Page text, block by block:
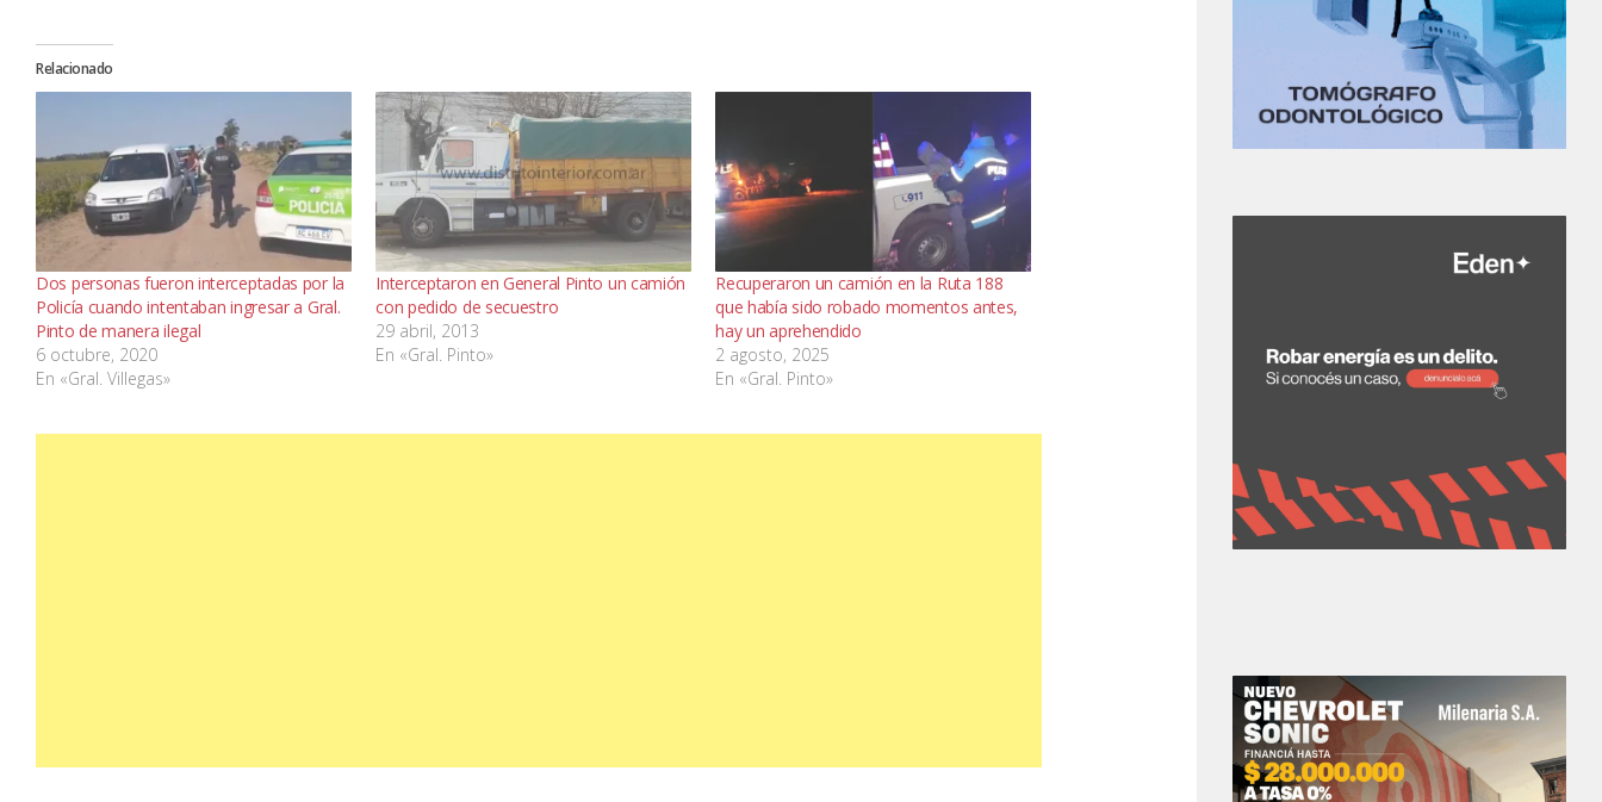
Relacionado
Dos personas fueron interceptadas por la
Policía cuando intentaban ingresar a Gral.
Pinto de manera ilegal
6 octubre, 2020
En «Gral. Villegas»
Interceptaron en General Pinto un camión
con pedido de secuestro
29 abril, 2013
En «Gral. Pinto»
Recuperaron un camión en la Ruta 188
que había sido robado momentos antes,
hay un aprehendido
2 agosto, 2025
En «Gral. Pinto»